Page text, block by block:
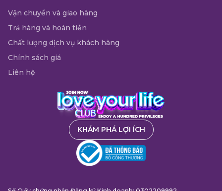
Vận chuyển và giao hàng
Trả hàng và hoàn tiền
Chất lượng dịch vụ khách hàng
Chính sách giá
Liên hệ
KHÁM PHÁ LỢI ÍCH